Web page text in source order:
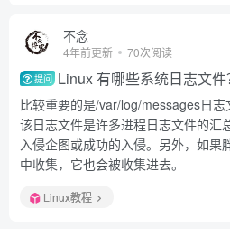
不念
4年前更新 70次阅读
提问 Linux 有哪些系统日志文件
比较重要的是/var/log/messages日志
该日志文件是许多进程日志文件的汇
入侵企图或成功的入侵。另外，如果
中收集，它也会被收集进去。
Linux教程